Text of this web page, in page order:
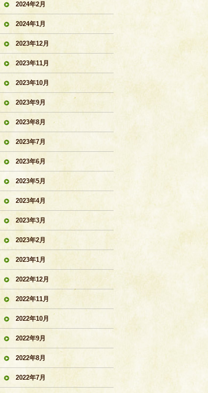
2024年2月
2024年1月
2023年12月
2023年11月
2023年10月
2023年9月
2023年8月
2023年7月
2023年6月
2023年5月
2023年4月
2023年3月
2023年2月
2023年1月
2022年12月
2022年11月
2022年10月
2022年9月
2022年8月
2022年7月